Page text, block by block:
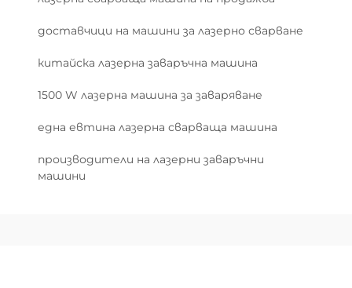
доставчици на машини за лазерно сварване
китайска лазерна заваръчна машина
1500 W лазерна машина за заваряване
една евтинa лазерна сварваща машина
производители на лазерни заваръчни
машини